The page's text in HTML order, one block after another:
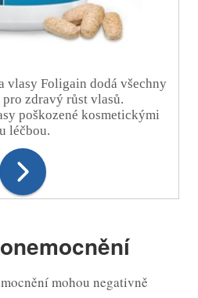
vlasy Foligain dodá všechny
zdravý růst vlasů.
poškozené kosmetickými
léčbou.
mohou negativně